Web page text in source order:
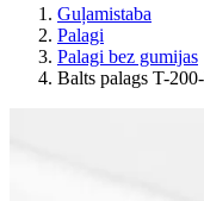
Guļamistaba
Palagi
Palagi bez gumijas
Balts palags T-